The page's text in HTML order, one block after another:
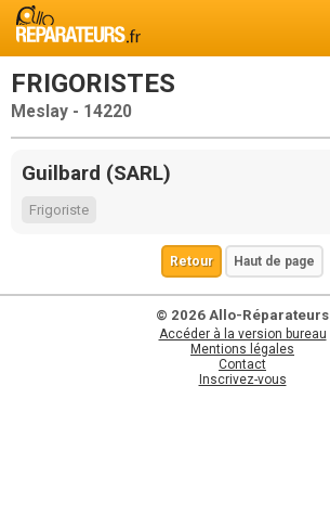
FRIGORISTES
Meslay - 14220
Guilbard (SARL)
Frigoriste
Retour Haut de page
© 2026 Allo-Réparateurs
Accéder à la version bureau
Mentions légales
Contact
Inscrivez-vous